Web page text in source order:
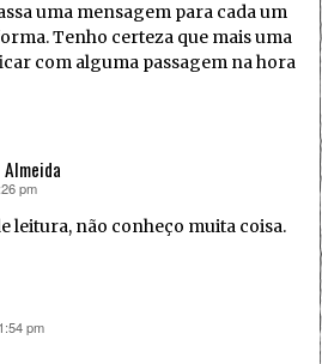
uma mensagem para cada um
Tenho certeza que mais uma
com alguma passagem na hora
pm
leitura, não conheço muita coisa.
pm